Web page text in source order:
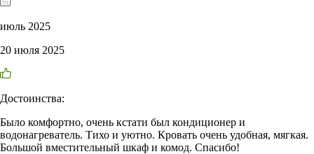
июль 2025
20 июля 2025
Достоинства:
Было комфортно, очень кстати был кондиционер и
водонагреватель. Тихо и уютно. Кровать очень удобная, мягкая.
Большой вместительный шкаф и комод. Спасибо!